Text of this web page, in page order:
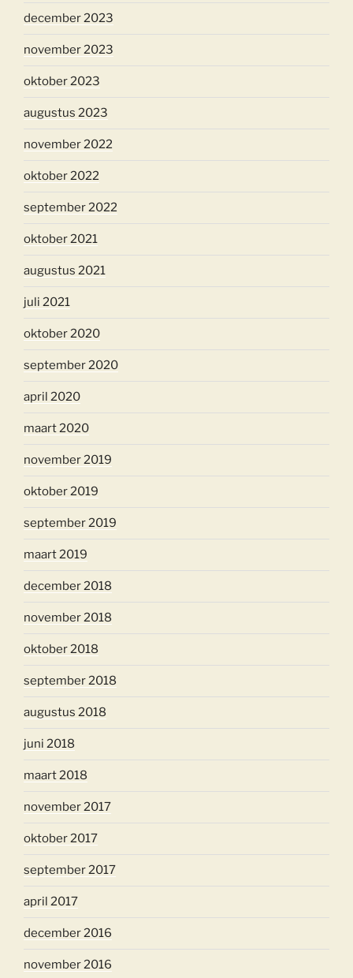
december 2023
november 2023
oktober 2023
augustus 2023
november 2022
oktober 2022
september 2022
oktober 2021
augustus 2021
juli 2021
oktober 2020
september 2020
april 2020
maart 2020
november 2019
oktober 2019
september 2019
maart 2019
december 2018
november 2018
oktober 2018
september 2018
augustus 2018
juni 2018
maart 2018
november 2017
oktober 2017
september 2017
april 2017
december 2016
november 2016